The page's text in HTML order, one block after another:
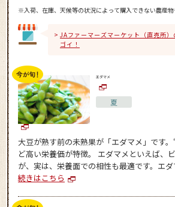
※入荷、在庫、天候等の状況によって購入できない農産物
JAファーマーズマーケット（直売所
ゴイ！
エダマメ
夏
大豆が熟す前の未熟果が「エダマメ」です
ど高い栄養価が特徴。 エダマメといえば、
が、実は、栄養面での相性も最適です。エ
続きはこちら